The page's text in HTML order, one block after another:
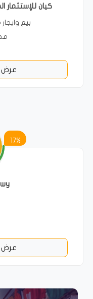
كيان
بيع
عرض
17%
عرض